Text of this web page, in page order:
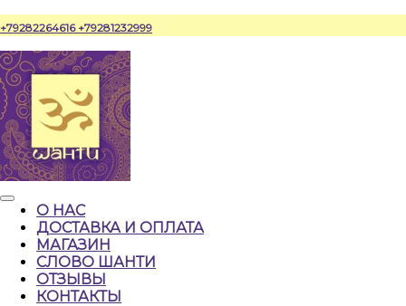
Перейти
к
содержимому
+79282264616+79281232999
Кнопка
ОткрытьО НАС
ДОСТАВКА И ОПЛАТА
МАГАЗИН
СЛОВО ШАНТИ
ОТЗЫВЫ
КОНТАКТЫ